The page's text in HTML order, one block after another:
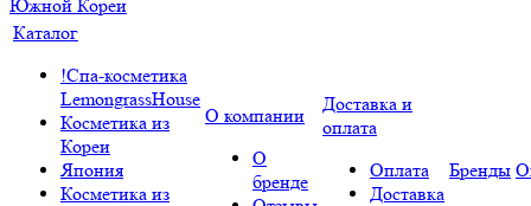
Каталог
!Спа-косметика
LemongrassHouse
Косметика из
Кореи
Япония
Косметика из
О компании
О
бренде
Доставка и
оплата
Оплата
Доставка
Бренды